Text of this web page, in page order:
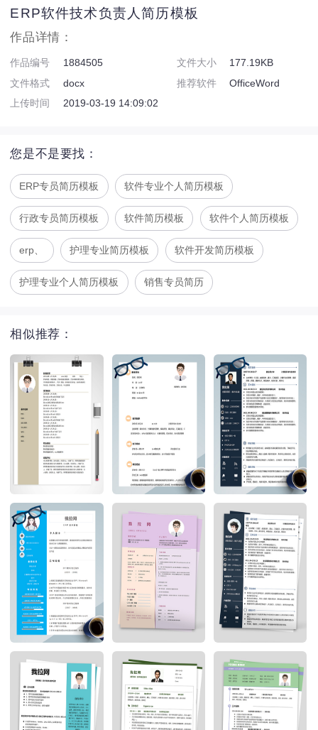
ERP软件技术负责人简历模板
作品详情：
作品编号 1884505 文件大小
177.19KB
文件格式
docx 推荐软件
OfficeWord
上传时间
2019-03-19 14:09:02
您是不是要找：
ERP专员简历模板 软件专业个人简历模板
行政专员简历模板 软件简历模板 软件个人简历模板
erp、 护理专业简历模板 软件开发简历模板
护理专业个人简历模板 销售专员简历
相似推荐：